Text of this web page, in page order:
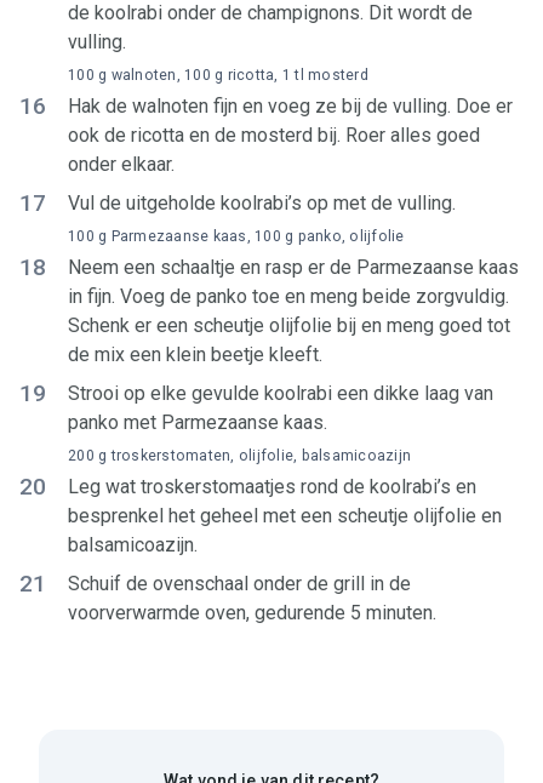
de koolrabi onder de champignons. Dit wordt de
vulling.
16
Hak de walnoten fijn en voeg ze bij de vulling. Doe er
ook de ricotta en de mosterd bij. Roer alles goed
onder elkaar.
100 g walnoten, 100 g ricotta, 1 tl mosterd
17 Vul de uitgeholde koolrabi’s op met de vulling.
18
Neem een schaaltje en rasp er de Parmezaanse kaas
in fijn. Voeg de panko toe en meng beide zorgvuldig.
Schenk er een scheutje olijfolie bij en meng goed tot
de mix een klein beetje kleeft.
100 g Parmezaanse kaas, 100 g panko, olijfolie
19
Strooi op elke gevulde koolrabi een dikke laag van
panko met Parmezaanse kaas.
20
Leg wat troskerstomaatjes rond de koolrabi’s en
besprenkel het geheel met een scheutje olijfolie en
balsamicoazijn.
200 g troskerstomaten, olijfolie, balsamicoazijn
21
Schuif de ovenschaal onder de grill in de
voorverwarmde oven, gedurende 5 minuten.